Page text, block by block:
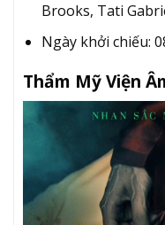
Brooks, Tati
Ngày khởi chiếu:
Thẩm Mỹ Viện